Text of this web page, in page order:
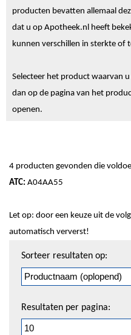
producten bevatten allemaal
dat u op Apotheek.nl heeft
kunnen verschillen in sterkte of
Selecteer het product waarvan
dan op de pagina van het
openen.
4 producten gevonden die
ATC: A04AA55
Let op: door een keuze uit de
automatisch ververst!
pagineren
Sorteer resultaten op:
Resultaten per pagina: